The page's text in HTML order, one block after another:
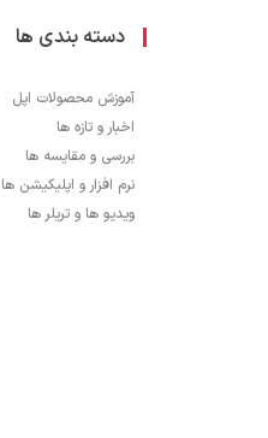
دسته بندی ها
آموزش محصولات اپل
اخبار و تازه ها
بررسی و مقایسه ها
نرم افزار و اپلیکیشن ها
ویدیو ها و تریلر ها